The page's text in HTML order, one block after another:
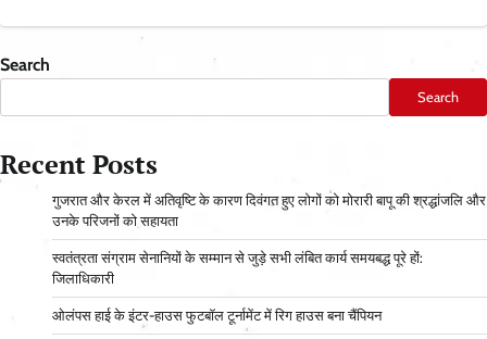
Search
Search
Recent Posts
गुजरात और केरल में अतिवृष्टि के कारण दिवंगत हुए लोगों को मोरारी बापू की श्रद्धांजलि और
उनके परिजनों को सहायता
स्वतंत्रता संग्राम सेनानियों के सम्मान से जुड़े सभी लंबित कार्य समयबद्ध पूरे हों:
जिलाधिकारी
ओलंपस हाई के इंटर-हाउस फुटबॉल टूर्नामेंट में रिग हाउस बना चैंपियन